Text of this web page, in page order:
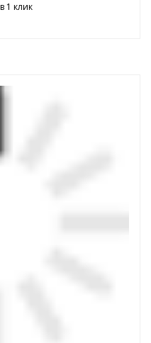
1 клик